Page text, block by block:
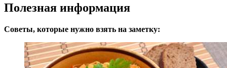
Полезная информация
Советы, которые нужно взять на заметку: